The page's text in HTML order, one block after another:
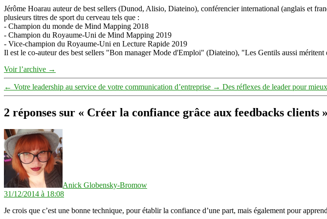
Jérôme Hoarau auteur de best sellers (Dunod, Alisio, Diateino), conférencier international (anglais et
plusieurs titres de sport du cerveau tels que :
- Champion du monde de Mind Mapping 2018
- Champion du Royaume-Uni de Mind Mapping 2019
- Vice-champion du Royaume-Uni en Lecture Rapide 2019
Il est le co-auteur des best sellers "Bon manager Mode d'Emploi" (Diateino), "Les Gentils aussi
Voir l’archive →
← Votre leadership au service de votre communication d’entreprise → Des réflexes de leader pour
2 réponses sur « Créer la confiance grâce aux feedbacks clients »
Anick Globensky-Bromow
31/12/2014 à 18:08
Je crois que c’est une bonne technique, pour établir la confiance d’une part, mais également pour